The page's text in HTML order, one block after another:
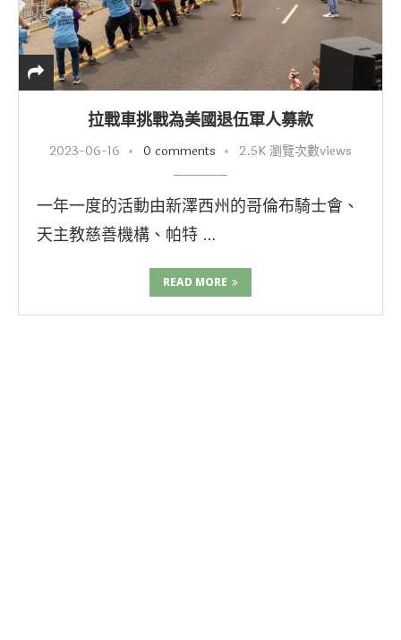
拉戰車挑戰為美國退伍軍人募款
2023-06-16 0 comments 2.5K 瀏覽次數views
一年一度的活動由新澤西州的哥倫布騎士會、
天主教慈善機構、帕特 …
READ MORE